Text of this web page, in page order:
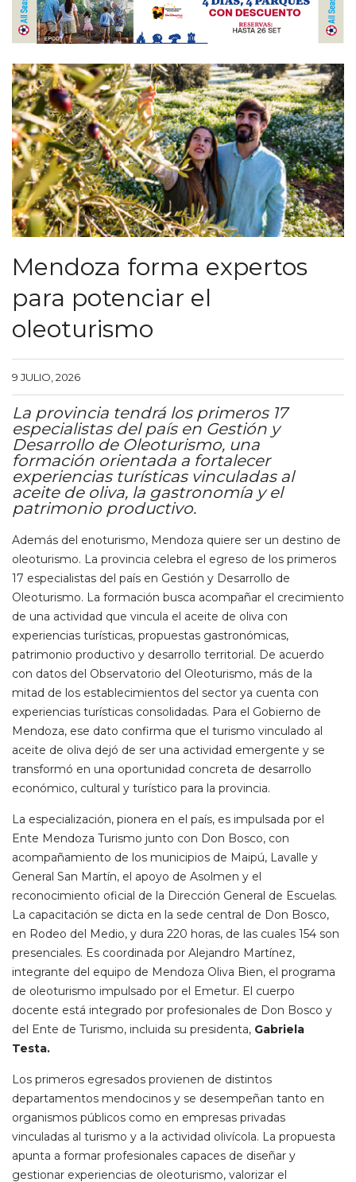
Mendoza forma expertos
para potenciar el
oleoturismo
9 JULIO, 2026
La provincia tendrá los primeros 17
especialistas del país en Gestión y
Desarrollo de Oleoturismo, una
formación orientada a fortalecer
experiencias turísticas vinculadas al
aceite de oliva, la gastronomía y el
patrimonio productivo.
Además del enoturismo, Mendoza quiere ser un destino de
oleoturismo. La provincia celebra el egreso de los primeros
17 especialistas del país en Gestión y Desarrollo de
Oleoturismo. La formación busca acompañar el crecimiento
de una actividad que vincula el aceite de oliva con
experiencias turísticas, propuestas gastronómicas,
patrimonio productivo y desarrollo territorial. De acuerdo
con datos del Observatorio del Oleoturismo, más de la
mitad de los establecimientos del sector ya cuenta con
experiencias turísticas consolidadas. Para el Gobierno de
Mendoza, ese dato confirma que el turismo vinculado al
aceite de oliva dejó de ser una actividad emergente y se
transformó en una oportunidad concreta de desarrollo
económico, cultural y turístico para la provincia.
La especialización, pionera en el país, es impulsada por el
Ente Mendoza Turismo junto con Don Bosco, con
acompañamiento de los municipios de Maipú, Lavalle y
General San Martín, el apoyo de Asolmen y el
reconocimiento oficial de la Dirección General de Escuelas.
La capacitación se dicta en la sede central de Don Bosco,
en Rodeo del Medio, y dura 220 horas, de las cuales 154 son
presenciales. Es coordinada por Alejandro Martínez,
integrante del equipo de Mendoza Oliva Bien, el programa
de oleoturismo impulsado por el Emetur. El cuerpo
docente está integrado por profesionales de Don Bosco y
del Ente de Turismo, incluida su presidenta, Gabriela
Testa.
Los primeros egresados provienen de distintos
departamentos mendocinos y se desempeñan tanto en
organismos públicos como en empresas privadas
vinculadas al turismo y a la actividad olivícola. La propuesta
apunta a formar profesionales capaces de diseñar y
gestionar experiencias de oleoturismo, valorizar el